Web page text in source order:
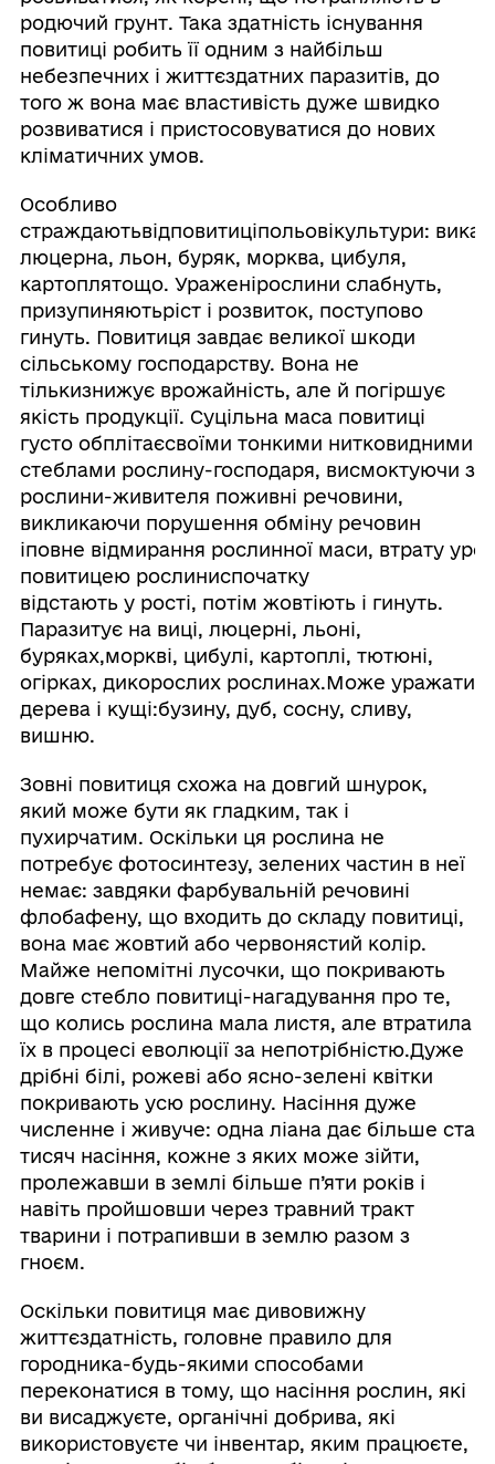
родючий грунт. Така здатність існування
повитиці робить її одним з найбільш
небезпечних і життєздатних паразитів, до
того ж вона має властивість дуже швидко
розвиватися і пристосовуватися до нових
кліматичних умов.
Особливо
страждаютьвідповитиціпольовікультури: вика,
люцерна, льон, буряк, морква, цибуля,
картоплятощо. Ураженірослини слабнуть,
призупиняютьріст і розвиток, поступово
гинуть. Повитиця завдає великої шкоди
сільському господарству. Вона не
тількизнижує врожайність, але й погіршує
якість продукції. Суцільна маса повитиці
густо обплітаєсвоїми тонкими нитковидними
стеблами рослину-господаря, висмоктуючи з
рослини-живителя поживні речовини,
викликаючи порушення обміну речовин
іповне відмирання рослинної маси, втрату
повитицею рослиниспочатку
відстають у рості, потім жовтіють і гинуть.
Паразитує на виці, люцерні, льоні,
буряках,моркві, цибулі, картоплі, тютюні,
огірках, дикорослих рослинах.Може уражати
дерева і кущі:бузину, дуб, сосну, сливу,
вишню.
Зовні повитиця схожа на довгий шнурок,
який може бути як гладким, так і
пухирчатим. Оскільки ця рослина не
потребує фотосинтезу, зелених частин в неї
немає: завдяки фарбувальній речовині
флобафену, що входить до складу повитиці,
вона має жовтий або червонястий колір.
Майже непомітні лусочки, що покривають
довге стебло повитиці-нагадування про те,
що колись рослина мала листя, але втратила
їх в процесі еволюції за непотрібністю.Дуже
дрібні білі, рожеві або ясно-зелені квітки
покривають усю рослину. Насіння дуже
численне і живуче: одна ліана дає більше ста
тисяч насіння, кожне з яких може зійти,
пролежавши в землі більше п’яти років і
навіть пройшовши через травний тракт
тварини і потрапивши в землю разом з
гноєм.
Оскільки повитиця має дивовижну
життєздатність, головне правило для
городника-будь-якими способами
переконатися в тому, що насіння рослин, які
ви висаджуєте, органічні добрива, які
використовуєте чи інвентар, яким працюєте,